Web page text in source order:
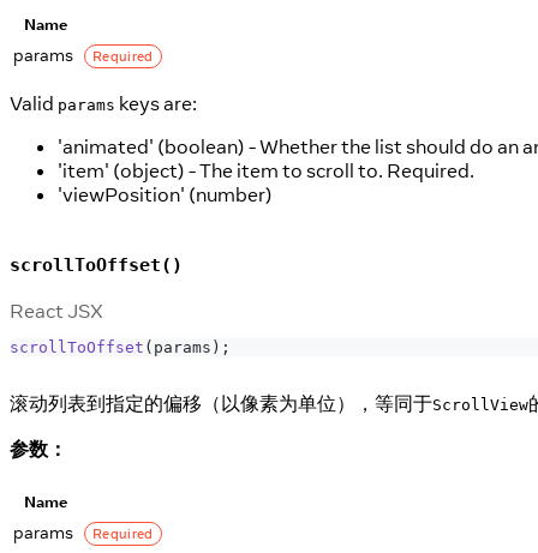
Name
params Required
Valid params keys are:
'animated' (boolean) - Whether the list should do an
'item' (object) - The item to scroll to. Required.
'viewPosition' (number)
scrollToOffset()
React JSX
scrollToOffset ( params ) ;
滚动列表到指定的偏移（以像素为单位），等同于ScrollView
参数：
Name
params Required